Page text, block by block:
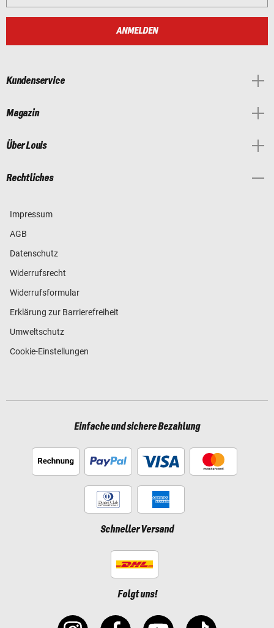
ANMELDEN
Kundenservice
Magazin
Über Louis
Rechtliches
Impressum
AGB
Datenschutz
Widerrufsrecht
Widerrufsformular
Erklärung zur Barrierefreiheit
Umweltschutz
Cookie-Einstellungen
Einfache und sichere Bezahlung
Schneller Versand
Folgt uns!